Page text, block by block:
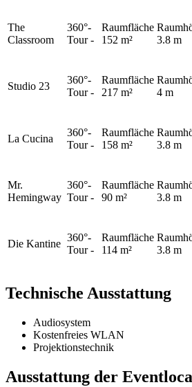
The
Classroom
360°-
Tour-
Raumfläche
152 m²
3.8 m
Studio 23
360°-
Tour-
Raumfläche
217 m²
4 m
La Cucina
360°-
Tour-
Raumfläche
158 m²
3.8 m
Mr.
Hemingway
360°-
Tour-
Raumfläche
90 m²
3.8 m
Die Kantine
360°-
Tour-
Raumfläche
114 m²
3.8 m
Technische Ausstattung
Audiosystem
Kostenfreies WLAN
Projektionstechnik
Ausstattung der